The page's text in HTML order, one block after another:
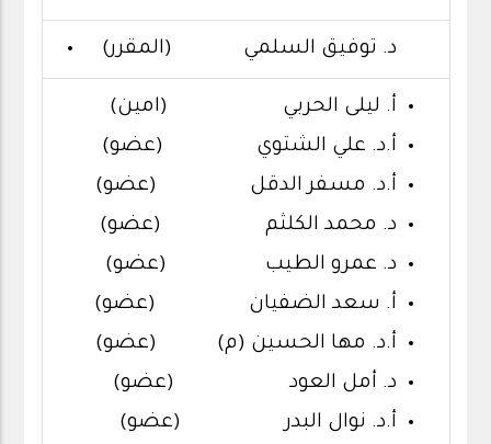
د. توفيق السلمي (المقرر)
أ. ليلى الحربي (امين)
أ.د. علي الشتوي (عضو)
أ.د. مسفر الدقل (عضو)
د. محمد الكلثم (عضو)
د. عمرو الطيب (عضو)
أ. سعد الضفيان (عضو)
أ.د. مها الحسين (م) (عضو)
د. أمل العود (عضو)
أ.د. نوال البدر (عضو)